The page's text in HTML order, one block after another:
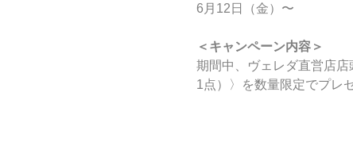
6月12日（金）〜
＜キャンペーン内容＞
期間中、ヴェレダ直営店
1点）〉を数量限定でプレ